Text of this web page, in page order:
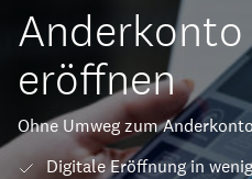
eröffnen
Ohne Umweg zum
Digitale Eröffnung in